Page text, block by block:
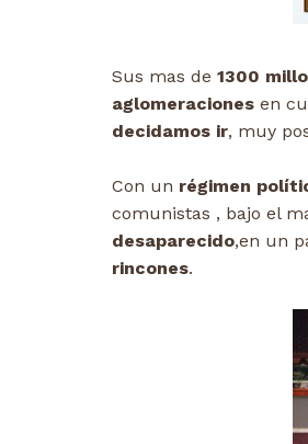
Sus mas de 1300
aglomeraciones en
decidamos ir, muy
Con un régimen
comunistas , bajo el
desaparecido,en un
rincones.